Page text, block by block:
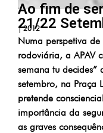
Ao fim de
21/22
| 2012
Numa perspetiva
rodoviária, a APAV
semana tu
setembro, na Praça
pretende
importância da
as graves